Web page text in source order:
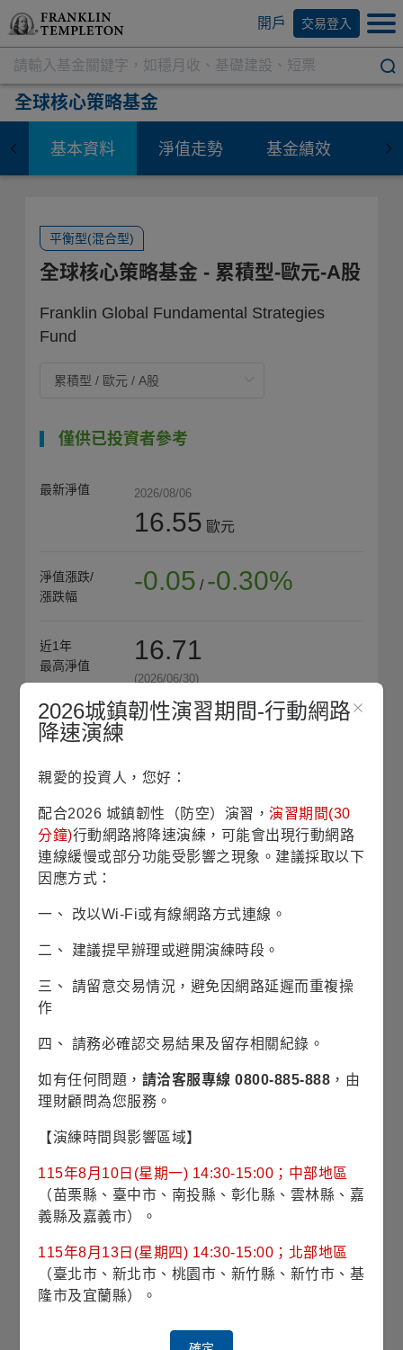
開戶 交易登入
全球核心策略基金
基本資料 淨值走勢 基金績效 資
平衡型(混合型)
全球核心策略基金 - 累積型-歐元-A股
Franklin Global Fundamental Strategies
Fund
僅供已投資者參考
最新淨值 2026/08/06
16.55 歐元
淨值漲跌/
漲跌幅
-0.05 / -0.30%
近1年
最高淨值
16.71
(2026/06/30)
近1年
收藏
停止交易 銷售機構查詢
基金成立日
股份/級別發行日
基金規模
11億4仟2佰萬美元
風險等級
對應指數
最高手續費 3.00%
經理費
2026城鎮韌性演習期間-行動網路
降速演練
親愛的投資人，您好：
配合2026 城鎮韌性（防空）演習，演習期間(30
分鐘)行動網路將降速演練，可能會出現行動網路
連線緩慢或部分功能受影響之現象。建議採取以下
因應方式：
一、 改以Wi-Fi或有線網路方式連線。
二、 建議提早辦理或避開演練時段。
三、 請留意交易情況，避免因網路延遲而重複操
作
四、 請務必確認交易結果及留存相關紀錄。
如有任何問題， 請洽客服專線 0800-885-888 ，由
理財顧問為您服務。
【演練時間與影響區域】
115年8月10日(星期一) 14:30-15:00；中部地區
（苗栗縣、臺中市、南投縣、彰化縣、雲林縣、嘉
義縣及嘉義市）。
115年8月13日(星期四) 14:30-15:00；北部地區
（臺北市、新北市、桃園市、新竹縣、新竹市、基
隆市及宜蘭縣）。